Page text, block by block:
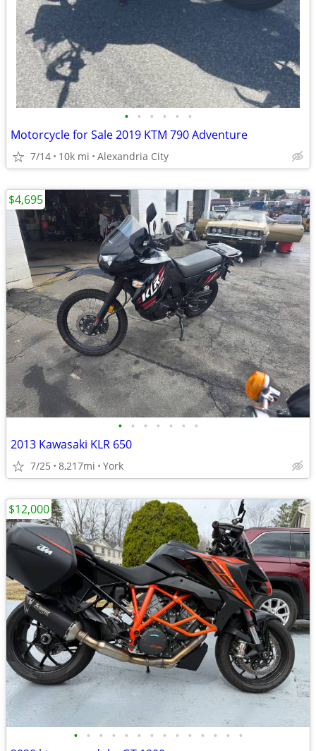
• • • • • •
Motorcycle for Sale 2019 KTM 790 Adventure
7/14 10k mi Alexandria City
• • • • • • •
2013 Kawasaki KLR 650
7/25 8,217mi York
$4,695
• • • • • • • • • • • • • •
$12,000